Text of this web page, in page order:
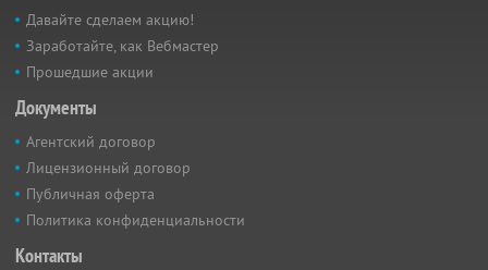
Давайте сделаем акцию!
Заработайте, как Вебмастер
Прошедшие акции
Документы
Агентский договор
Лицензионный договор
Публичная оферта
Политика конфиденциальности
Контакты